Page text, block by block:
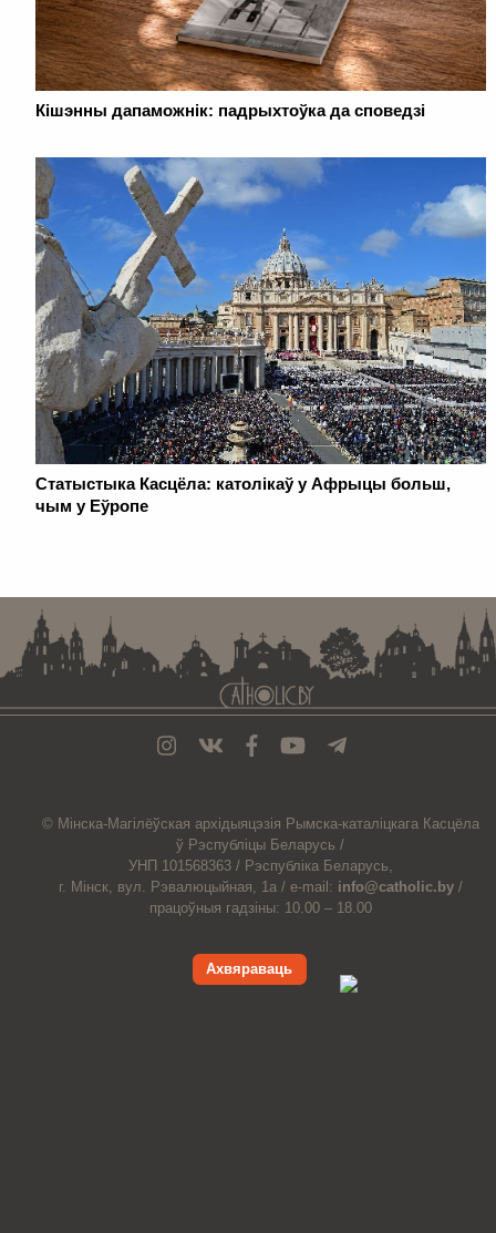
Кішэнны дапаможнік: падрыхтоўка да споведзі
Статыстыка Касцёла: католікаў у Афрыцы больш,
чым у Еўропе
© Мiнска-Магiлёўская архiдыяцэзiя Рымска-каталіцкага Касцёла
ў Рэспубліцы Беларусь /
УНП 101568363 / Рэспубліка Беларусь,
г. Мінск, вул. Рэвалюцыйная, 1а / e-mail: info@catholic.by /
працоўныя гадзіны: 10.00 – 18.00
Ахвяраваць